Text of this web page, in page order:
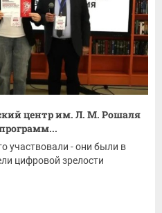
центр им. Л. М. Рошаля
участвовали - они были в
цифровой зрелости